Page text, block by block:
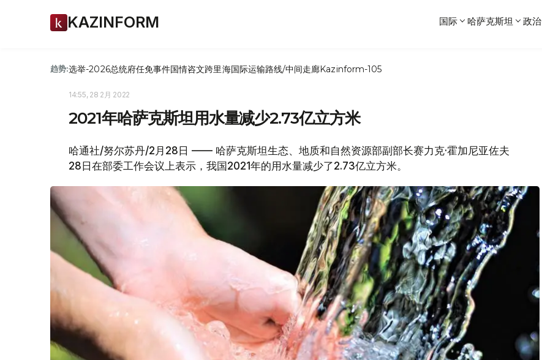
KAZINFORM 国际 哈萨克斯坦 政治
趋势:选举-2026总统府任免事件国情咨文跨里海国际运输路线/中间走廊Kazinform-105
14:55, 28 2月 2022
2021年哈萨克斯坦用水量减少2.73亿立方米
哈通社/努尔苏丹/2月28日 —— 哈萨克斯坦生态、地质和自然资源部副部长赛力克·霍加尼亚佐夫
28日在部委工作会议上表示，我国2021年的用水量减少了2.73亿立方米。